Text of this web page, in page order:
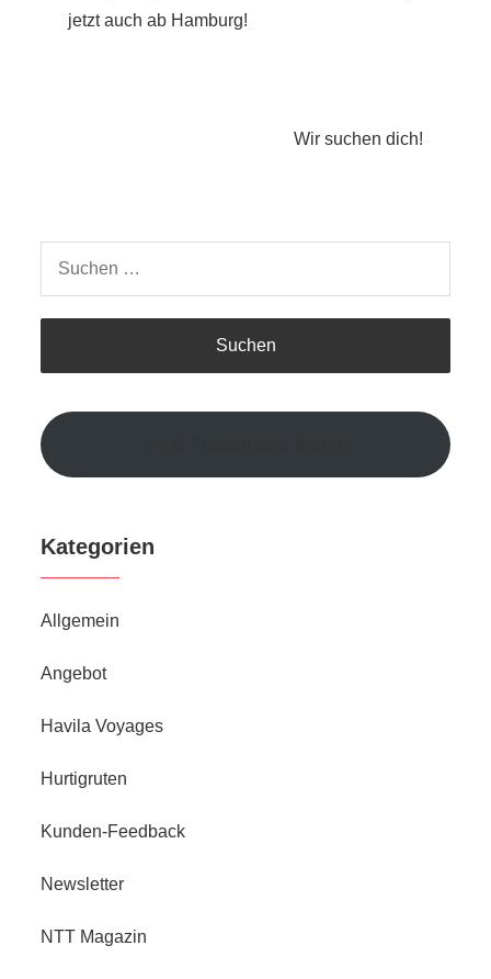
jetzt auch ab Hamburg!
Wir suchen dich!
Kategorien
Allgemein
Angebot
Havila Voyages
Hurtigruten
Kunden-Feedback
Newsletter
NTT Magazin